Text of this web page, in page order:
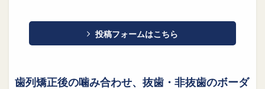
投稿フォームはこちら
歯列矯正後の噛み合わせ、抜歯・非抜歯のボーダ